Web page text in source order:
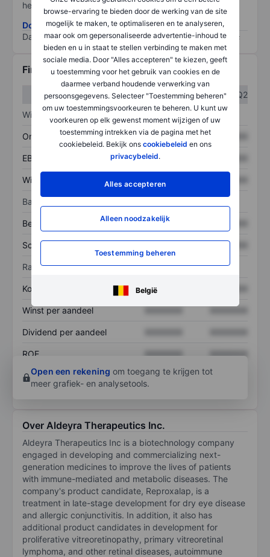
browse-ervaring te bieden door de werking van de site
mogelijk te maken, te optimaliseren en te analyseren,
maar ook om gepersonaliseerde advertentie-inhoud te
bieden en u in staat te stellen verbinding te maken met
sociale media. Door "Alles accepteren" te kiezen, geeft
u toestemming voor het gebruik van cookies en de
daarmee verband houdende verwerking van
persoonsgegevens. Selecteer "Toestemming beheren"
om uw toestemmingsvoorkeuren te beheren. U kunt uw
voorkeuren op elk gewenst moment wijzigen of uw
toestemming intrekken via de pagina met het
cookiebeleid. Bekijk ons cookiebeleid en ons
privacybeleid.
Alles accepteren
Alleen noodzakelijk
Toestemming beheren
België
het grootste risico).
Download de ESG-risicomethodologie
Data provided by
/
Financiële gegevens
Q1
Q2
Winst/verlies
Omzet XXXXXXX XXXXXXX
EBITDA XXXXXXX
Winst XXXXXXX
Balans
Bezittingen XXXXXXX
Schulden XXXXXXX
Ratio's
Koers/omzetratio XXXXXXX
Winst per aandeel
Dividend per aandeel
ROE XXXXXXX
XXXXXXX
Open een rekening om toegang te krijgen tot
meer grafiek- en analysetools.
Over Aldeyra Therapeutics Inc.
Aldeyra Therapeutics Inc is a biotechnology company
engaged in developing and commercializing next-
generation medicines to improve the lives of patients
with immune-mediated and metabolic diseases. The
company's product candidate, Reproxalap, is a
treatment in late-stage development for dry eye disease
and allergic conjunctivitis. In addition, it also has
additional product candidates in development for
proliferative vitreoretinopathy, primary vitreoretinal
lymphoma, and other retinal diseases, autoimmune